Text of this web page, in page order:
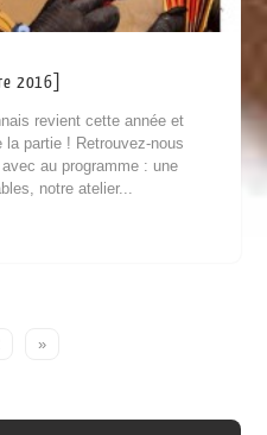
2016]
revient cette année et
la partie ! Retrouvez-nous
au programme : une
notre atelier...
»